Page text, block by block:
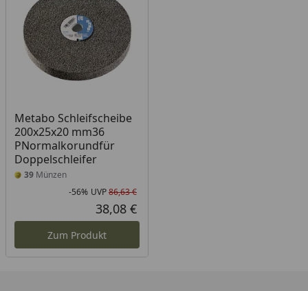
Metabo Schleifscheibe
200x25x20 mm36
PNormalkorundfür
Doppelschleifer
39 Münzen
Rabatt in Prozent
-56%
Ursprünglicher Preis
UVP86,63 €
Aktueller Preis
38,08 €
Zum Produkt